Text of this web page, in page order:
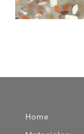
Home